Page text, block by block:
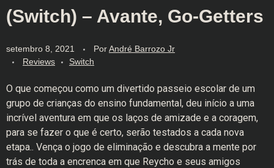
(Switch) – Avante, Go-Getters
setembro 8, 2021 PorAndré Barrozo Jr
Reviews
Switch
O que começou como um divertido passeio escolar de um
grupo de crianças do ensino fundamental, deu início a uma
incrível aventura em que os laços de amizade e a coragem,
para se fazer o que é certo, serão testados a cada nova
etapa.. Vença o jogo de eliminação e descubra a mente por
trás de toda a encrenca em que Reycho e seus amigos